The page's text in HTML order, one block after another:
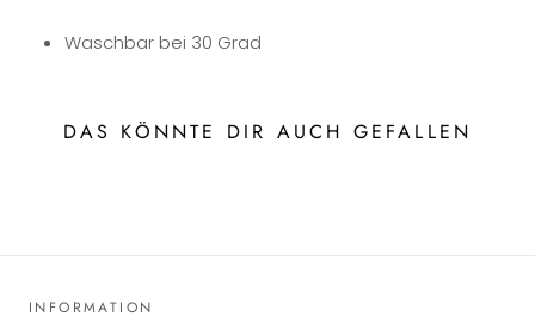
Waschbar bei 30 Grad
DAS KÖNNTE DIR AUCH GEFALLEN
INFORMATION